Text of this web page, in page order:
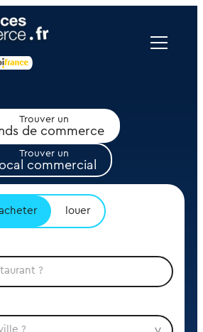
Trouver un
de commerce
Trouver un
commercial
louer
cookies